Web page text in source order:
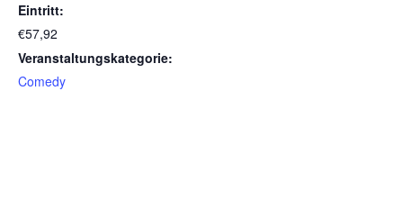
Eintritt:
€57,92
Veranstaltungskategorie:
Comedy